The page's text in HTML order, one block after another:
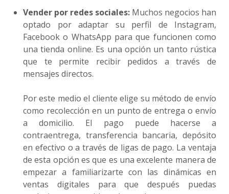
Vender por redes sociales: Muchos negocios han
optado por adaptar su perfil de Instagram,
Facebook o WhatsApp para que funcionen como
una tienda online. Es una opción un tanto rústica
que te permite recibir pedidos a través de
mensajes directos.
Por este medio el cliente elige su método de envío
como recolección en un punto de entrega o envío
a domicilio. El pago puede hacerse a
contraentrega, transferencia bancaria, depósito
en efectivo o a través de ligas de pago. La ventaja
de esta opción es que es una excelente manera de
empezar a familiarizarte con las dinámicas en
ventas digitales para que después puedas